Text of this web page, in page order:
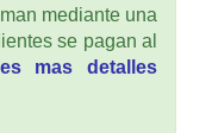
mediante una
se pagan al
mas detalles